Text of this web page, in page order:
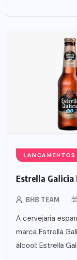
LANÇAMENTOS
Estrella Galicia
BHB TEAM
A cervejaria
marca Estrella
álcool: Estrella